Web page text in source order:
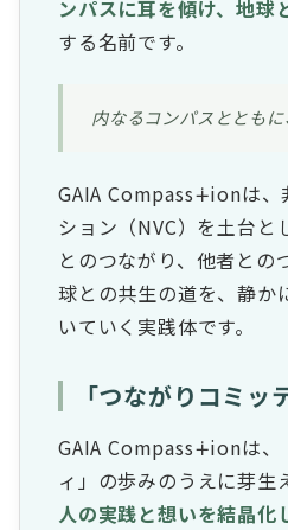
ンパスに耳を傾け、地球
する名前です。
内なるコンパスととも
GAIA Compass∔ionは、
ション（NVC）を土台と
とのつながり、他者との
球との共生の道を、静か
いていく実践体です。
「つながりコミッ
GAIA Compass∔ionは、
ィ」の歩みのうえに芽生
人の実践と想いを結晶化